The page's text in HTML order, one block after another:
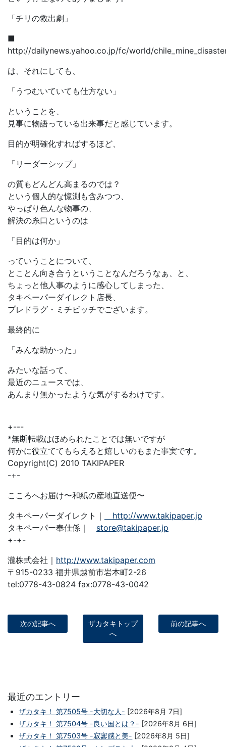
「チリの救出劇」
■
http://dailynews.yahoo.co.jp/fc/world/
は、それにしても、
「うつむいていても仕方ない」
ということを、
見事に物語っている出来事だと感じています。
目的が明確化すればするほど、
「リーダーシップ」
の質もどんどん高まるのでは？
という個人的な憶測も含みつつ、
やっぱり色んな物事の、
解決の糸口というのは
「目的は何か」
っていうことについて、
とことん向き合うということなんだろうなぁ、と、
ちょっと他人事のように感心してしまった、
タキペーパーダイレクト店長、
プレドラグ・ミチビッチでございます。
最終的に
「みんな助かった」
みたいな話って、
最近のニュースでは、
あんまり無かったような気がするわけです。
+---
*無断転載はほめられたことでは無いですが
何かに役立ててもらえると嬉しいのもまた事実です。
Copyright(C) 2010 TAKIPAPER
-+-
こころへお届け〜和紙の産地直送便〜
タキペーパーダイレクト｜
http://www.takipaper.jp
タキペーパー奉仕係｜ store@takipaper.jp
+-+-
瀧株式会社｜ http://www.takipaper.com
〒915-0233 福井県越前市岩本町2-26
tel:0778-43-0824 fax:0778-43-0042
次の記事へ
ザカタキトップ
へ
前の記事へ
最近のエントリー
ザカタキ！ 第7505号 -大切な人- [2026年8月 7日]
ザカタキ！ 第7504号 -良い国とは？- [2026年8月 6日]
ザカタキ！ 第7503号 -寂寥感と美- [2026年8月 5日]